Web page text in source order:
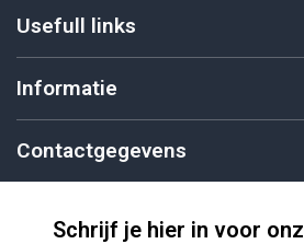
Usefull links
Informatie
Contactgegevens
Schrijf je hier in voor